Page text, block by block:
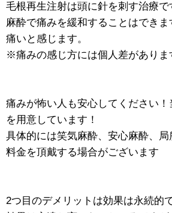
毛根再生注射は頭に針を刺す治療で
麻酔で痛みを緩和することはでき
痛いと感じます。
※痛みの感じ方には個人差がありま
痛みが怖い人も安心してください
を用意しています！
具体的には笑気麻酔、安心麻酔、
料金を頂戴する場合がございます
2つ目のデメリットは効果は永続的